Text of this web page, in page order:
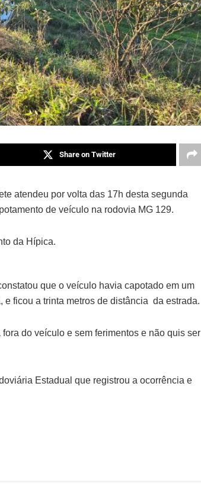
Share on Twitter
atendeu por volta das 17h desta segunda
de veículo na rodovia MG 129.
da Hípica.
que o veículo havia capotado em um
ficou a trinta metros de distância da estrada.
do veículo e sem ferimentos e não quis ser
Estadual que registrou a ocorrência e